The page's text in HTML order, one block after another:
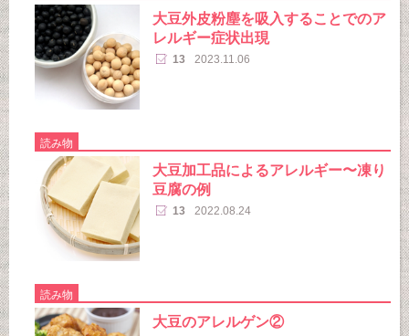
大豆外皮粉塵を吸入することでのア
レルギー症状出現
13 2023.11.06
読み物
大豆加工品によるアレルギー〜凍り
豆腐の例
13 2022.08.24
読み物
大豆のアレルゲン②